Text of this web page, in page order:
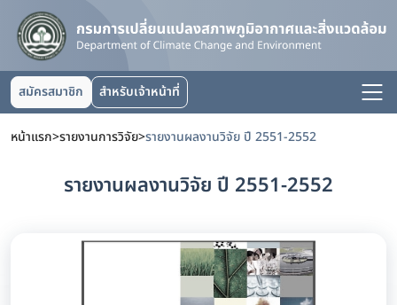
สมัครสมาชิก สำหรับเจ้าหน้าที่
หน้าแรก>รายงานการวิจัย>รายงานผลงานวิจัย ปี 2551-2552
รายงานผลงานวิจัย ปี 2551-2552